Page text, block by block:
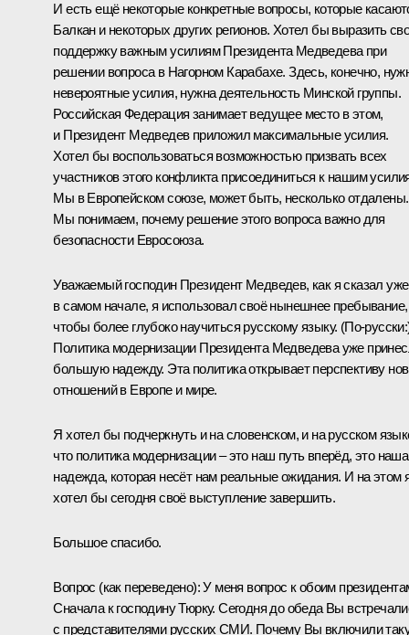
И есть ещё некоторые конкретные вопросы, которые
Балкан и некоторых других регионов. Хотел бы выразить
поддержку важным усилиям Президента Медведева при
решении вопроса в Нагорном Карабахе. Здесь, конечно,
невероятные усилия, нужна деятельность Минской группы.
Российская Федерация занимает ведущее место в этом,
и Президент Медведев приложил максимальные усилия.
Хотел бы воспользоваться возможностью призвать всех
участников этого конфликта присоединиться к нашим
Мы в Европейском союзе, может быть, несколько отдалены.
Мы понимаем, почему решение этого вопроса важно для
безопасности Евросоюза.
Уважаемый господин Президент Медведев, как я сказал уже
в самом начале, я использовал своё нынешнее пребывание,
чтобы более глубоко научиться русскому языку.
Политика модернизации Президента Медведева уже
большую надежду. Эта политика открывает перспективу
отношений в Европе и мире.
Я хотел бы подчеркнуть и на словенском, и на русском
что политика модернизации – это наш путь вперёд, это наша
надежда, которая несёт нам реальные ожидания. И на этом
хотел бы сегодня своё выступление завершить.
Большое спасибо.
Вопрос (как переведено):У меня вопрос к обоим
Сначала к господину Тюрку. Сегодня до обеда Вы
с представителями русских СМИ. Почему Вы включили